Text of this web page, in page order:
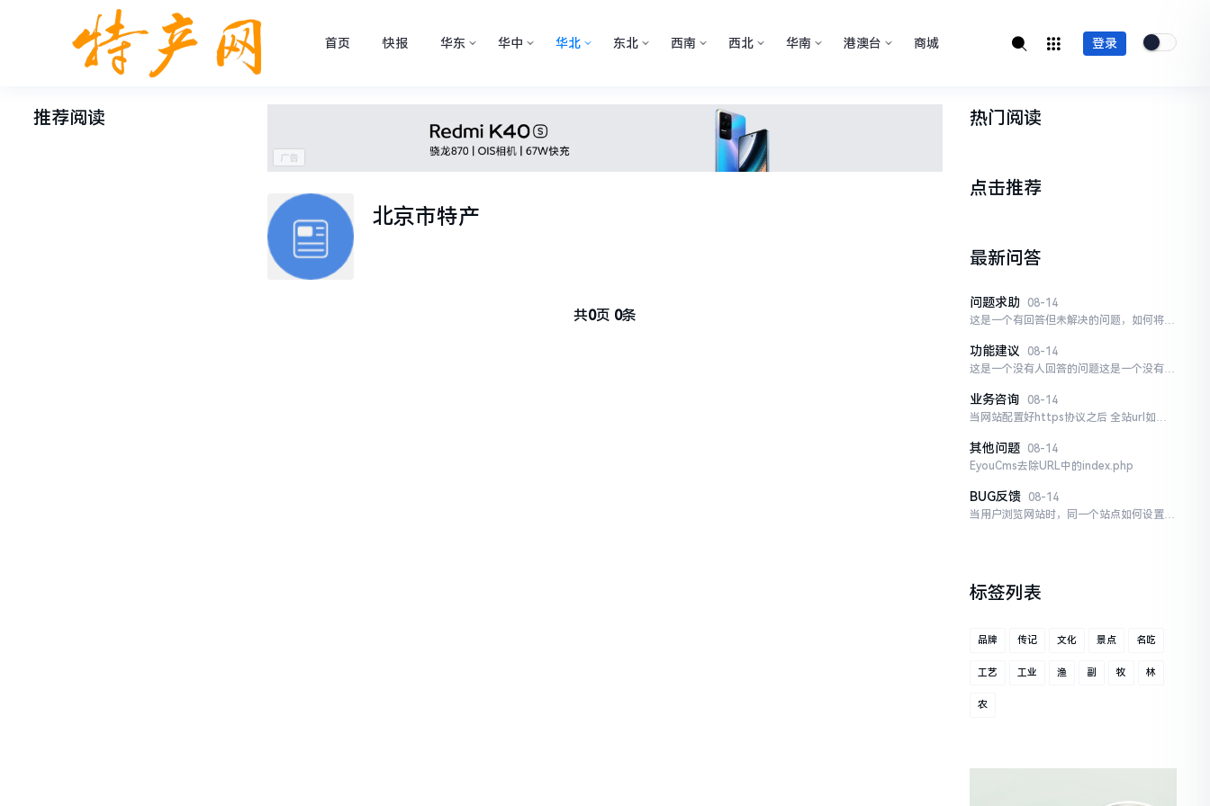
首页 快报 华东 华中 华北 东北 西南 西北 华南 港澳台 商城 登录
推荐阅读
北京市特产
共0页 0条
热门阅读
点击推荐
最新问答
问题求助
08-14
这是一个有回答但未解决的问题，如何将问
功能建议
08-14
这是一个没有人回答的问题这是一个没有人
业务咨询
08-14
当网站配置好https协议之后 全站url如何
其他问题
08-14
EyouCms去除URL中的index.php
BUG反馈
08-14
当用户浏览网站时，同一个站点如何设置电
标签列表
品牌 传记 文化 景点 名吃
工艺 工业 渔 副 牧 林
农